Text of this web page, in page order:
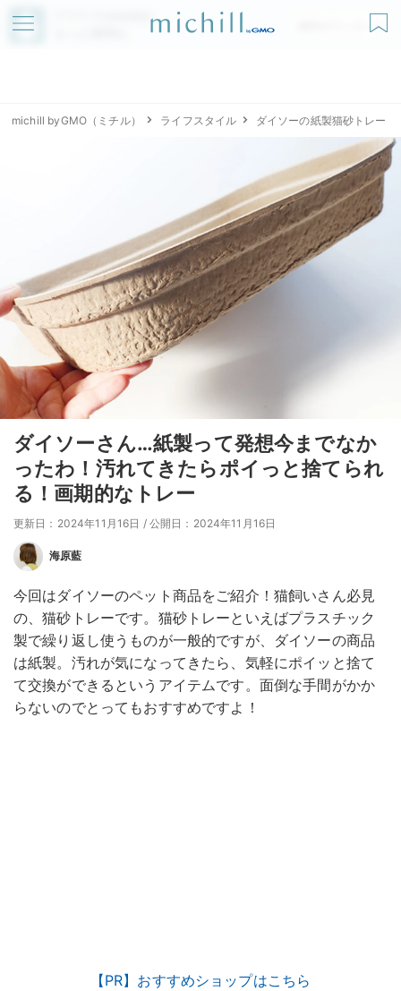
アプリでmichillが
無料ダウンロード
michill byGMO（ミチル） ライフスタイル ダイソーの紙製猫砂トレー
ダイソーさん…紙製って発想今までなか
ったわ！汚れてきたらポイっと捨てられ
る！画期的なトレー
更新日：2024年11月16日 / 公開日：2024年11月16日
海原藍
今回はダイソーのペット商品をご紹介！猫飼いさん必見
の、猫砂トレーです。猫砂トレーといえばプラスチック
製で繰り返し使うものが一般的ですが、ダイソーの商品
は紙製。汚れが気になってきたら、気軽にポイッと捨て
て交換ができるというアイテムです。面倒な手間がかか
らないのでとってもおすすめですよ！
【PR】おすすめショップはこちら